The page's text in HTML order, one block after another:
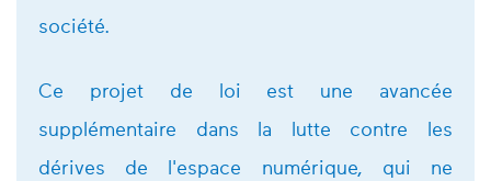
société.
Ce projet de loi est une avancée
supplémentaire dans la lutte contre les
dérives de l'espace numérique, qui ne